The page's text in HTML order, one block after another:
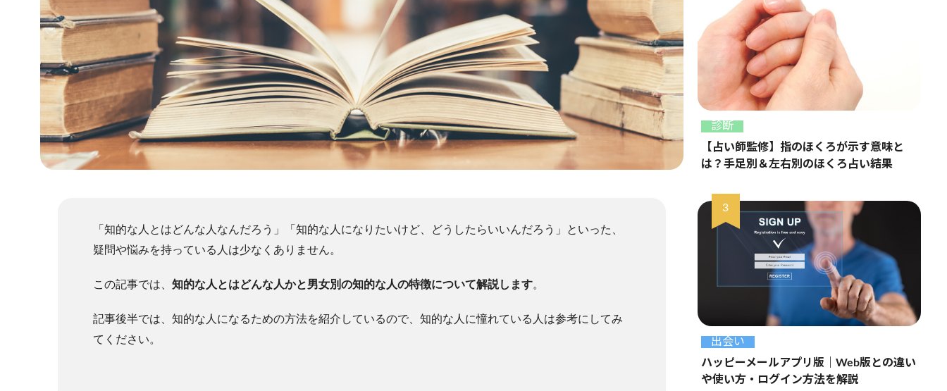
「知的な人とはどんな人なんだろう」「知的な人になりたいけど、どうしたらいいんだろう」といった、
疑問や悩みを持っている人は少なくありません。
この記事では、 知的な人とはどんな人かと男女別の知的な人の特徴について解説します。
記事後半では、知的な人になるための方法を紹介しているので、知的な人に憧れている人は参考にしてみ
てください。
診断
【占い師監修】指のほくろが示す意味と
は？手足別＆左右別のほくろ占い結果
出会い
ハッピーメールアプリ版｜Web版との違い
や使い方・ログイン方法を解説